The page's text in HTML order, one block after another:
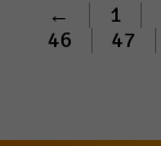
← 1
46
47